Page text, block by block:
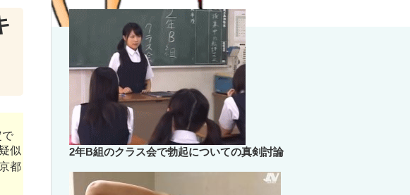
で
似
都
2年B組のクラス会で勃起についての真剣討論